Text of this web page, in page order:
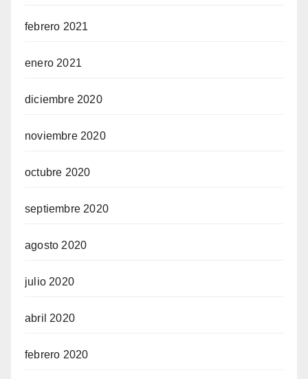
febrero 2021
enero 2021
diciembre 2020
noviembre 2020
octubre 2020
septiembre 2020
agosto 2020
julio 2020
abril 2020
febrero 2020